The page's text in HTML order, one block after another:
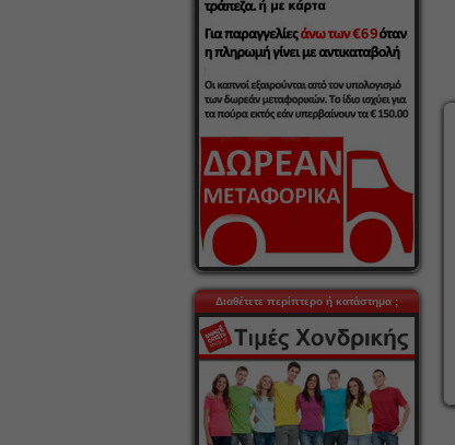
Διαθέτετε περίπτερο ή κατάστημα ;